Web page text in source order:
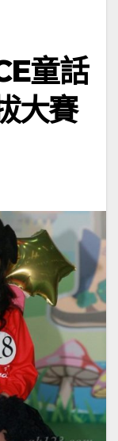
童話
大賽